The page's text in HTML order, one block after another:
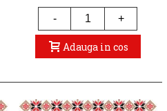
- +
Adauga in cos